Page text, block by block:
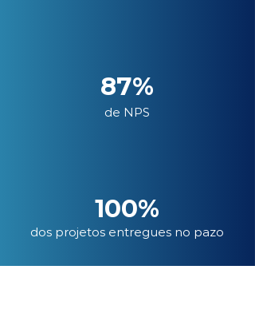
87%
de NPS
100%
dos projetos entregues no pazo